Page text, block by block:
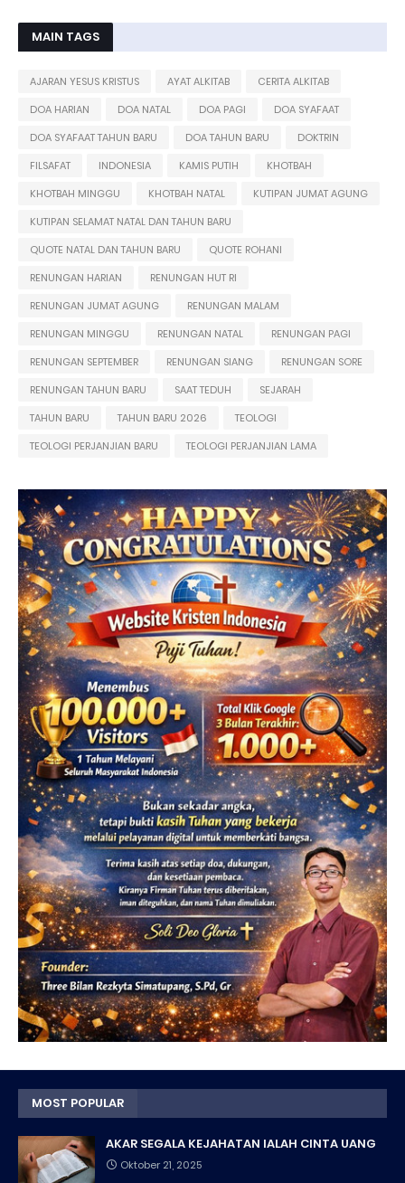
MAIN TAGS
AJARAN YESUS KRISTUS AYAT ALKITAB
CERITA ALKITAB
DOA HARIAN
DOA NATAL DOA PAGI
DOA SYAFAAT
DOA SYAFAAT TAHUN BARU
DOA TAHUN BARU
DOKTRIN
FILSAFAT
INDONESIA KAMIS PUTIH
KHOTBAH
KHOTBAH MINGGU
KHOTBAH NATAL
KUTIPAN JUMAT AGUNG
KUTIPAN SELAMAT NATAL DAN TAHUN BARU
QUOTE NATAL DAN TAHUN BARU
QUOTE ROHANI
RENUNGAN HARIAN
RENUNGAN HUT RI
RENUNGAN JUMAT AGUNG
RENUNGAN MALAM
RENUNGAN MINGGU
RENUNGAN NATAL
RENUNGAN PAGI
RENUNGAN SEPTEMBER
RENUNGAN SIANG
RENUNGAN SORE
RENUNGAN TAHUN BARU
SAAT TEDUH
SEJARAH
TAHUN BARU
TAHUN BARU 2026
TEOLOGI
TEOLOGI PERJANJIAN BARU
TEOLOGI PERJANJIAN LAMA
MOST POPULAR
AKAR SEGALA KEJAHATAN IALAH CINTA UANG
Oktober 21, 2025